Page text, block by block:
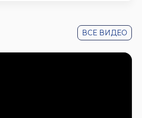
ВСЕ ВИДЕО